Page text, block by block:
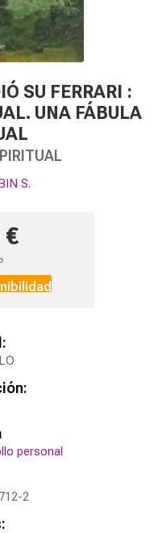
SU FERRARI :
UNA FÁBULA
S.
personal
2